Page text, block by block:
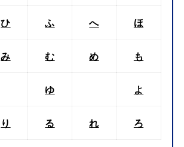
ひ ふ へ ほ
み む め も
ゆ よ
り る れ ろ